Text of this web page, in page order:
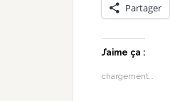
Partager
J’aime ça :
chargement…